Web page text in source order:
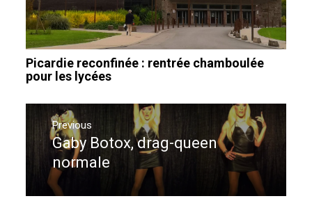
Picardie reconfinée : rentrée chamboulée
pour les lycées
Navigation
de
l’article
Previous
Previous
post:
Gaby Botox, drag-queen
normale